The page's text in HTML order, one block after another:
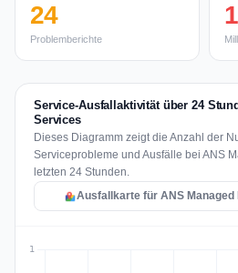
24
Problemberichte
Service-Ausfallaktivität über 24
Services
Dieses Diagramm zeigt die Anzahl der
Serviceprobleme und Ausfälle bei ANS
letzten 24 Stunden.
Ausfallkarte für ANS Managed